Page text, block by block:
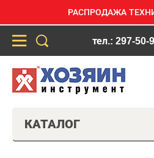
РАСПРОДАЖА
тел.: 297-50-
КАТАЛОГ